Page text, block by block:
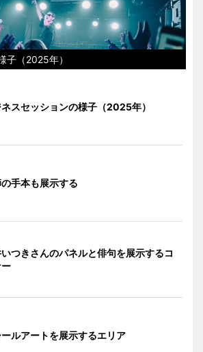
子（2025年）
ネスセッションの様子（2025年）
手本も展示する
つきさんのパネルと俳句を展示するコ
ルアートを展示するエリア